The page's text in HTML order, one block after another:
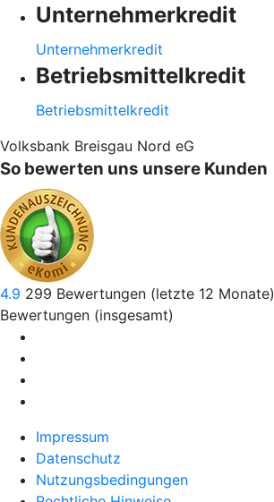
Unternehmerkredit
Unternehmerkredit
Betriebsmittelkredit
Betriebsmittelkredit
Volksbank Breisgau Nord eG
So bewerten uns unsere Kunden
4.9 299 Bewertungen (letzte 12 Monate)
Bewertungen (insgesamt)
Impressum
Datenschutz
Nutzungsbedingungen